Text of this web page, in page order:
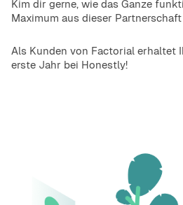
Kim dir gerne, wie das Ganze
Maximum aus dieser
Als Kunden von Factorial erhaltet
erste Jahr bei Honestly!